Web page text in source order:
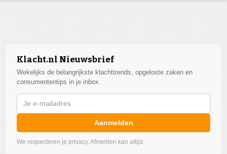
Klacht.nl Nieuwsbrief
Wekelijks de belangrijkste klachttrends, opgeloste zaken en
consumententips in je inbox.
Aanmelden
We respecteren je privacy. Afmelden kan altijd.